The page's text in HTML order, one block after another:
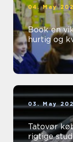
04. May
Book en
hurtig og
03. May
Tatovør københavn
rigtige